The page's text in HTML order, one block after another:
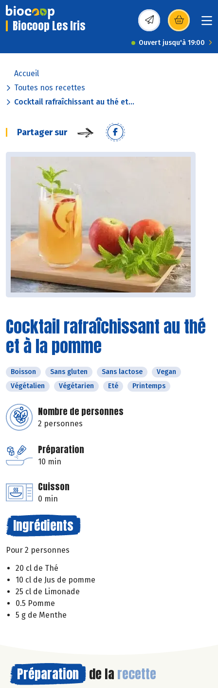
Biocoop Les Iris (s’ouvre dans une
Ouvert jusqu'à 19:00
Accueil
Toutes nos recettes
Cocktail rafraîchissant au thé et...
Partager sur
Cocktail rafraîchissant au thé
et à la pomme
Boisson Sans gluten Sans lactose
Vegan
Végétalien
Végétarien Eté Printemps
Nombre de personnes
2 personnes
Préparation
10 min
Cuisson
0 min
Ingrédients
Pour 2 personnes
20 cl de Thé
10 cl de Jus de pomme
25 cl de Limonade
0.5 Pomme
5 g de Menthe
Préparation de la recette